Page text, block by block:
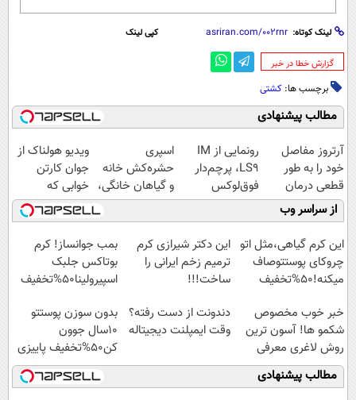
لینک کوتاه: کپی لینک
‌گزارش خطا در خبر
برچسب ها: کشتی
مطالب پیشنهادی
آرتروز مفاصل
خود را به طور
قطعی درمان
کنید!
◗پرسش‌نامه◖
رونمایی از IM
LS9، پرچم‌دار
فوق‌لوکس
EREV وارد بازار
ایران شد
اسپری
حشره‌کش خانه
و گیاهان خانگی،
نابودکننده انواع
حشرات خانگی و
آفات
ویدیو هولناک از
جوان کارتن
خوابی که
میلیاردر شد.
آموزش رایگان
از سراسر وب
این کرم گیاهی،مثل اتو
چروکای پوستتوصاف
میکنه!50%تخفیف
این دکتر شیرازی کرم
ترمیم زخم ایرانی را
ساخت!!!
بمب جوانساز! کرم
بوتاکس جلبک
اسپیرولینا50%تخفیف
خبر خوب مخصوص
شکمو ها! آسون ترین
روش لاغری معرفی
شد
دندونت از دست رفته؟
وقت ایمپلنت دیجیتاله
بدون سوزن پوستتو
10سال جوون
کن50%تخفیف پاییزی
مطالب پیشنهادی